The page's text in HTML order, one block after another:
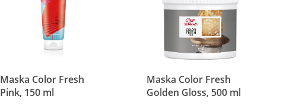
Maska Color Fresh
Pink, 150 ml
Maska Color Fresh
Golden Gloss, 500 ml